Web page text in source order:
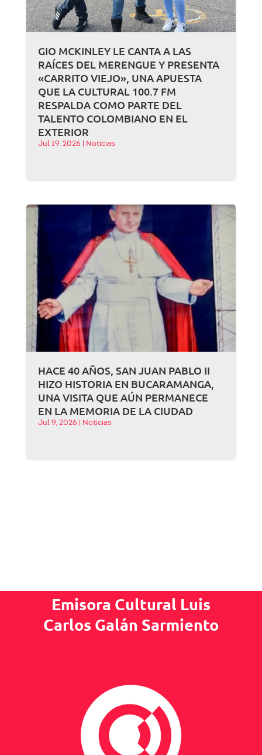
GIO MCKINLEY LE CANTA A LAS
RAÍCES DEL MERENGUE Y PRESENTA
«CARRITO VIEJO», UNA APUESTA
QUE LA CULTURAL 100.7 FM
RESPALDA COMO PARTE DEL
TALENTO COLOMBIANO EN EL
EXTERIOR
Jul 19, 2026 Noticias
HACE 40 AÑOS, SAN JUAN PABLO II
HIZO HISTORIA EN BUCARAMANGA,
UNA VISITA QUE AÚN PERMANECE
EN LA MEMORIA DE LA CIUDAD
Jul 9, 2026 Noticias
Emisora Cultural Luis
Carlos Galán Sarmiento